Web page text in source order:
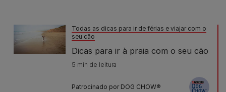
Todas as dicas para ir de férias e viajar com o
seu cão
Dicas para ir à praia com o seu cão
5 min de leitura
Patrocinado por DOG CHOW®